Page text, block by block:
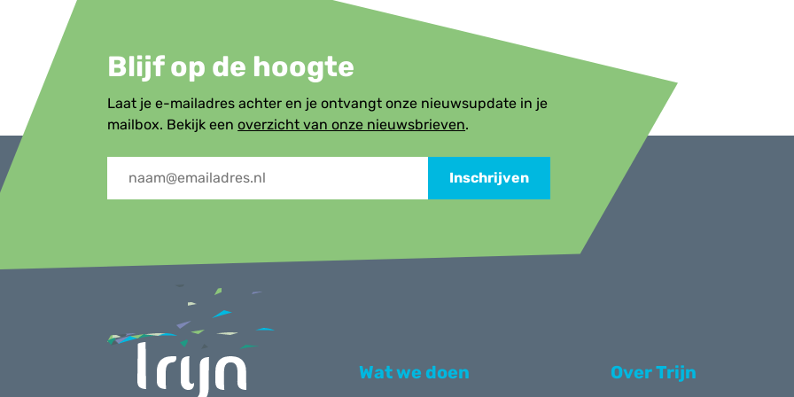
Blijf op de hoogte
Laat je e-mailadres achter en je ontvangt onze nieuwsupdate in je
mailbox. Bekijk eenoverzicht van onze nieuwsbrieven.
Inschrijven
Wat we doen Over Trijn